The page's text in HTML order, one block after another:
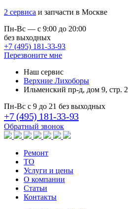
2 сервиса и запчасти в Москве
Пн-Вс — с 9:00 до 20:00
без выходных
+7 (495) 181-33-93
Перезвоните мне
Наш сервис
Верхние Лихоборы
Ильменский пр-д, дом 9, стр. 2
Пн-Вс с 9 до 21 без выходных
+7 (495) 181-33-93
Обратный звонок
Ремонт
ТО
Услуги и цены
О компании
Статьи
Контакты